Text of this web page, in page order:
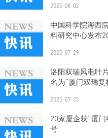
2025-08-02
中国科学院海西
料研究中心发布
2025-07-29
洛阳双瑞风电叶
名为“厦门双瑞复
2025-07-23
20家厦企获“厦
号